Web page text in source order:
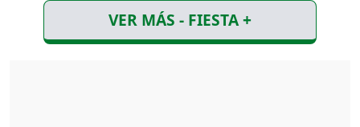
VER MÁS - FIESTA +